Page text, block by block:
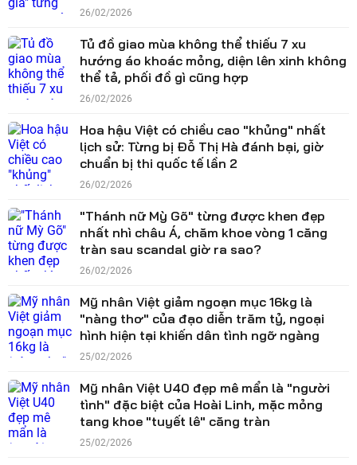
26/02/2026
Tủ đồ giao mùa không thể thiếu 7 xu
hướng áo khoác mỏng, diện lên xinh không
thể tả, phối đồ gì cũng hợp
26/02/2026
Hoa hậu Việt có chiều cao "khủng" nhất
lịch sử: Từng bị Đỗ Thị Hà đánh bại, giờ
chuẩn bị thi quốc tế lần 2
26/02/2026
"Thánh nữ Mỳ Gõ" từng được khen đẹp
nhất nhì châu Á, chăm khoe vòng 1 căng
tràn sau scandal giờ ra sao?
26/02/2026
Mỹ nhân Việt giảm ngoạn mục 16kg là
"nàng thơ" của đạo diễn trăm tỷ, ngoại
hình hiện tại khiến dân tình ngỡ ngàng
25/02/2026
Mỹ nhân Việt U40 đẹp mê mẩn là "người
tình" đặc biệt của Hoài Linh, mặc mỏng
tang khoe "tuyết lê" căng tràn
25/02/2026